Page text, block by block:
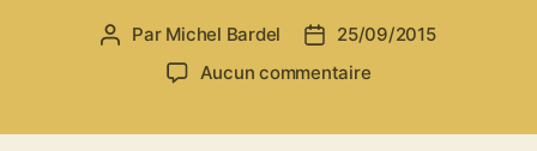
Auteur
Par Michel Bardel
Date
de
25/09/2015
Aucun commentairesur